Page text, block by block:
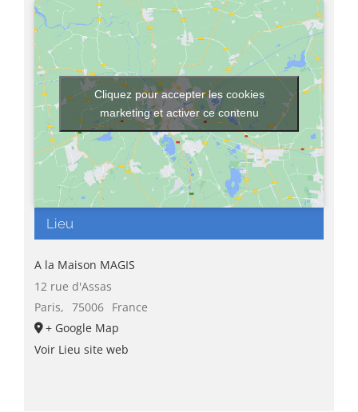
Lieu
A la Maison MAGIS
12 rue d'Assas
Paris, 75006 France
+ Google Map
Voir Lieu site web
Cliquez pour accepter les cookies
marketing et activer ce contenu